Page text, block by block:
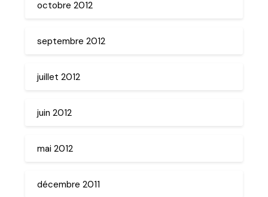
octobre 2012
septembre 2012
juillet 2012
juin 2012
mai 2012
décembre 2011